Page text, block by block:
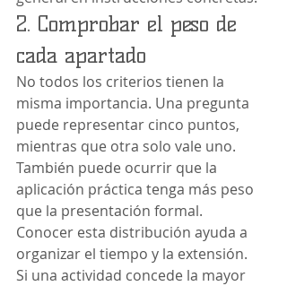
2. Comprobar el peso de
cada apartado
No todos los criterios tienen la
misma importancia. Una pregunta
puede representar cinco puntos,
mientras que otra solo vale uno.
También puede ocurrir que la
aplicación práctica tenga más peso
que la presentación formal.
Conocer esta distribución ayuda a
organizar el tiempo y la extensión.
Si una actividad concede la mayor